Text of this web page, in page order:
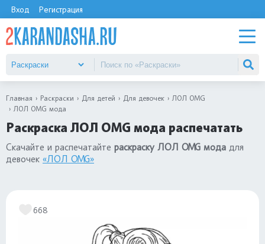
Вход Регистрация
Главная Раскраски Для детей Для девочек
ЛОЛ OMG
ЛОЛ OMG мода
Раскраска ЛОЛ OMG мода распечатать
Скачайте и распечатайте раскраску ЛОЛ OMG мода для
девочек «ЛОЛ OMG»
668